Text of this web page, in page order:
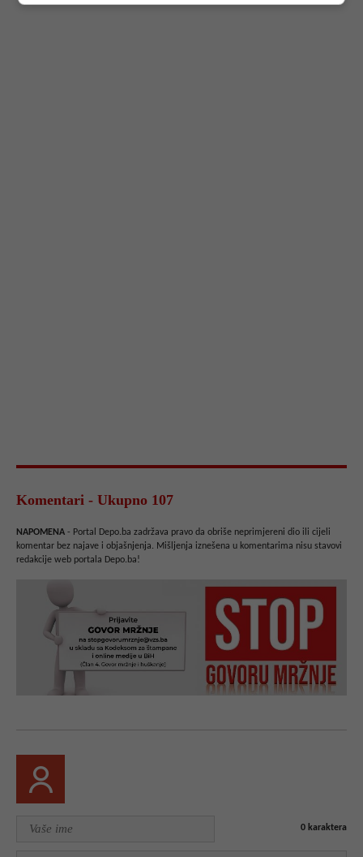
Komentari - Ukupno 107
NAPOMENA - Portal Depo.ba zadržava pravo da obriše neprimjereni dio ili cijeli
komentar bez najave i objašnjenja. Mišljenja iznešena u komentarima nisu stavovi
redakcije web portala Depo.ba!
0 karaktera